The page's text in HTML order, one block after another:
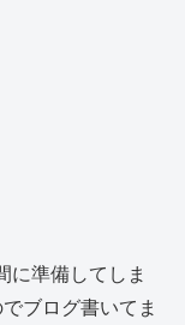
に準備してしま
ブログ書いてま